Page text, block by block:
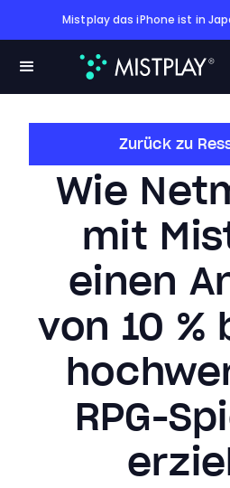
Mistplay das iPhone ist in
Zurück zu
Wie
mit
einen
von 10 %
RPG-